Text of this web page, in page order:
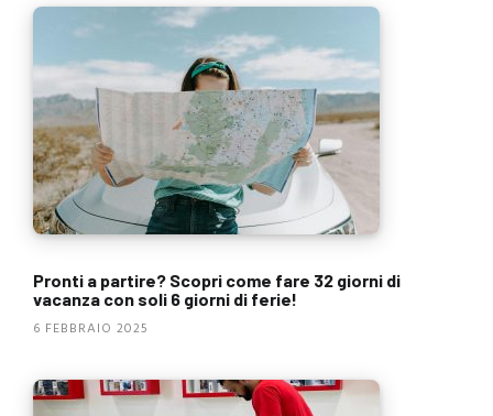
Pronti a partire? Scopri come fare 32 giorni di
vacanza con soli 6 giorni di ferie!
6 FEBBRAIO 2025